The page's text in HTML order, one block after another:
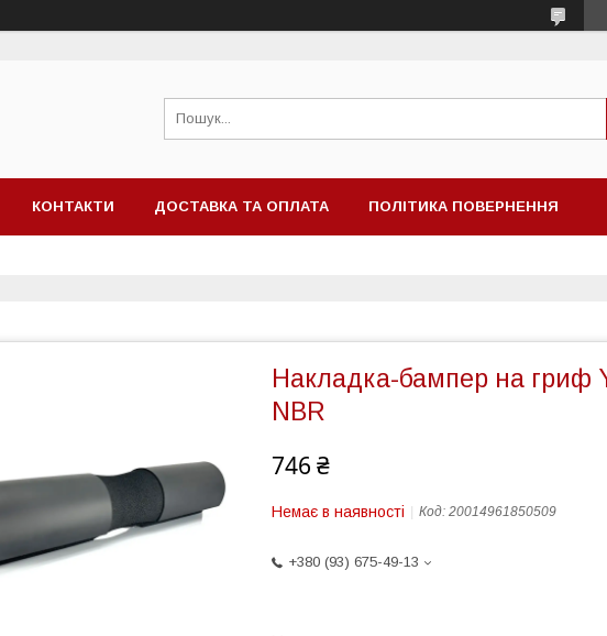
КОНТАКТИ ДОСТАВКА ТА ОПЛАТА ПОЛІТИКА ПОВЕРНЕННЯ
Накладка-бампер на гриф
NBR
746 ₴
Немає в наявності Код: 20014961850509
+380 (93) 675-49-13